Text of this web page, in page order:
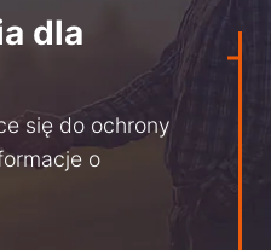
dla
się do ochrony
o